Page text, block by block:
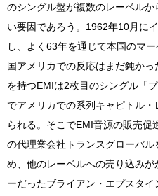
のシングル盤が複数のレーベル
い要因であろう。1962年10月に
し、よく63年を通じて本国のマ
国アメリカでの反応はまだ鈍か
を持つEMIは2枚目のシングル「
でアメリカでの系列キャピトル
られる。そこでEMI音源の販売促
の代理業会社トランスグローバ
め、他のレーベルへの売り込み
ーだったブライアン・エプスタ